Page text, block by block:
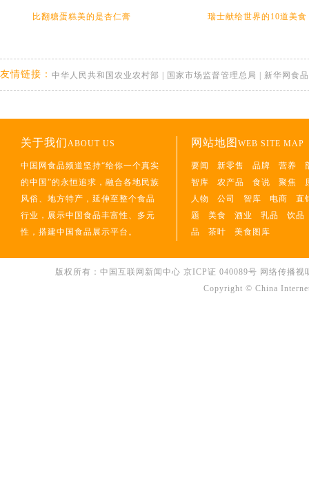
比翻糖蛋糕美的是杏仁膏 瑞士献给世界的10道美食
友情链接： 中华人民共和国农业农村部 | 国家市场监督管理总局 | 新华网食品
关于我们 ABOUT US
中国网食品频道坚持“给你一个真实
的中国”的永恒追求，融合各地民族
风俗、地方特产，延伸至整个食品
行业，展示中国食品丰富性、多元
性，搭建中国食品展示平台。
网站地图 WEB SITE MAP
要闻 新零售 品牌 营养
智库
农产品 食说 聚焦
人物
公司 智库 电商
直
题
美食 酒业 乳品
饮品
品
茶叶 美食图库
版权所有：中国互联网新闻中心 京ICP证 040089号 网络传播
Copyright © China